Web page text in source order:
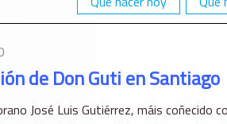
de Don Guti en Santiago
José Luis Gutiérrez, máis coñecido